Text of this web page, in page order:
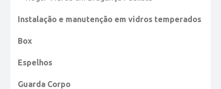
Instalação e manutenção em vidros temperados
Box
Espelhos
Guarda Corpo